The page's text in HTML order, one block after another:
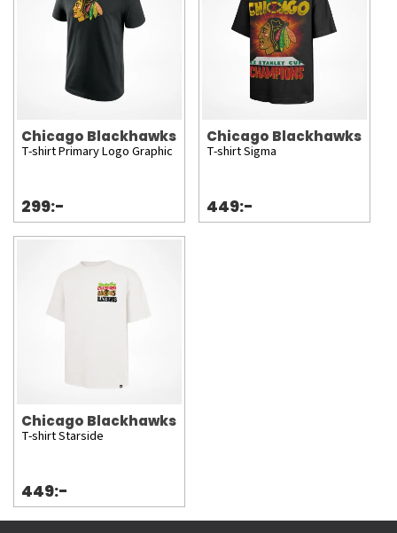
Chicago Blackhawks
T-shirt Primary Logo Graphic
299:-
Chicago Blackhawks
T-shirt Sigma
449:-
Chicago Blackhawks
T-shirt Starside
449:-